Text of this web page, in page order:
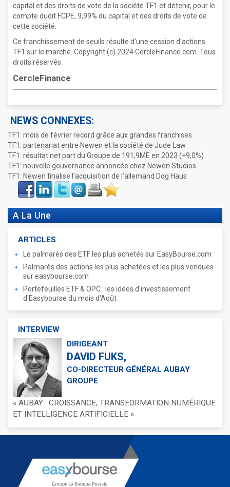
capital et des droits de vote de la société TF1 et détenir, pour le
compte dudit FCPE, 9,99% du capital et des droits de vote de
cette société.
Ce franchissement de seuils résulte d'une cession d'actions
TF1 sur le marché. Copyright (c) 2024 CercleFinance.com. Tous
droits réservés.
CercleFinance
NEWS CONNEXES:
TF1: mois de février record grâce aux grandes franchises
TF1: partenariat entre Newen et la société de Jude Law
TF1: résultat net part du Groupe de 191,9ME en 2023 (+9,0%)
TF1: nouvelle gouvernance annoncée chez Newen Studios
TF1: Newen finalise l'acquisition de l'allemand Dog Haus
Face
book
LinkIn Twitter Envoyer ImprimerFavoris
A La Une
ARTICLES
Le palmarès des ETF les plus achetés sur EasyBourse.com
Palmarès des actions les plus achetées et les plus vendues
sur easybourse.com
Portefeuilles ETF & OPC : les idées d'investissement
d'Easybourse du mois d'Août
INTERVIEW
DIRIGEANT
DAVID FUKS,
CO-DIRECTEUR GÉNÉRAL AUBAY
GROUPE
« AUBAY : CROISSANCE, TRANSFORMATION NUMÉRIQUE
ET INTELLIGENCE ARTIFICIELLE »